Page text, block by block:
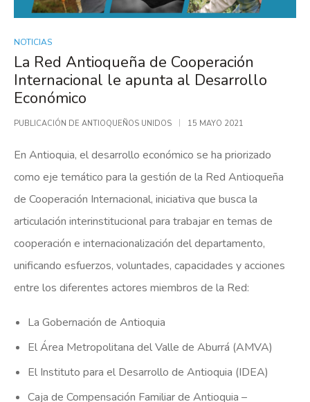
NOTICIAS
La Red Antioqueña de Cooperación
Internacional le apunta al Desarrollo
Económico
PUBLICACIÓN DE ANTIOQUEÑOS UNIDOS 15 MAYO 2021
En Antioquia, el desarrollo económico se ha priorizado
como eje temático para la gestión de la Red Antioqueña
de Cooperación Internacional, iniciativa que busca la
articulación interinstitucional para trabajar en temas de
cooperación e internacionalización del departamento,
unificando esfuerzos, voluntades, capacidades y acciones
entre los diferentes actores miembros de la Red:
La Gobernación de Antioquia
El Área Metropolitana del Valle de Aburrá (AMVA)
El Instituto para el Desarrollo de Antioquia (IDEA)
Caja de Compensación Familiar de Antioquia –